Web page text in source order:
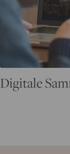
Digitale